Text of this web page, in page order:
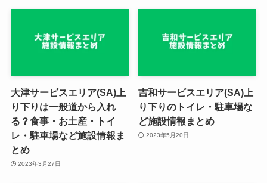
大津サービスエリア(SA)上
り下りは一般道から入れ
る？食事・お土産・トイ
レ・駐車場など施設情報ま
とめ
2023年3月27日
吉和サービスエリア(SA)上
り下りのトイレ・駐車場な
ど施設情報まとめ
2023年5月20日